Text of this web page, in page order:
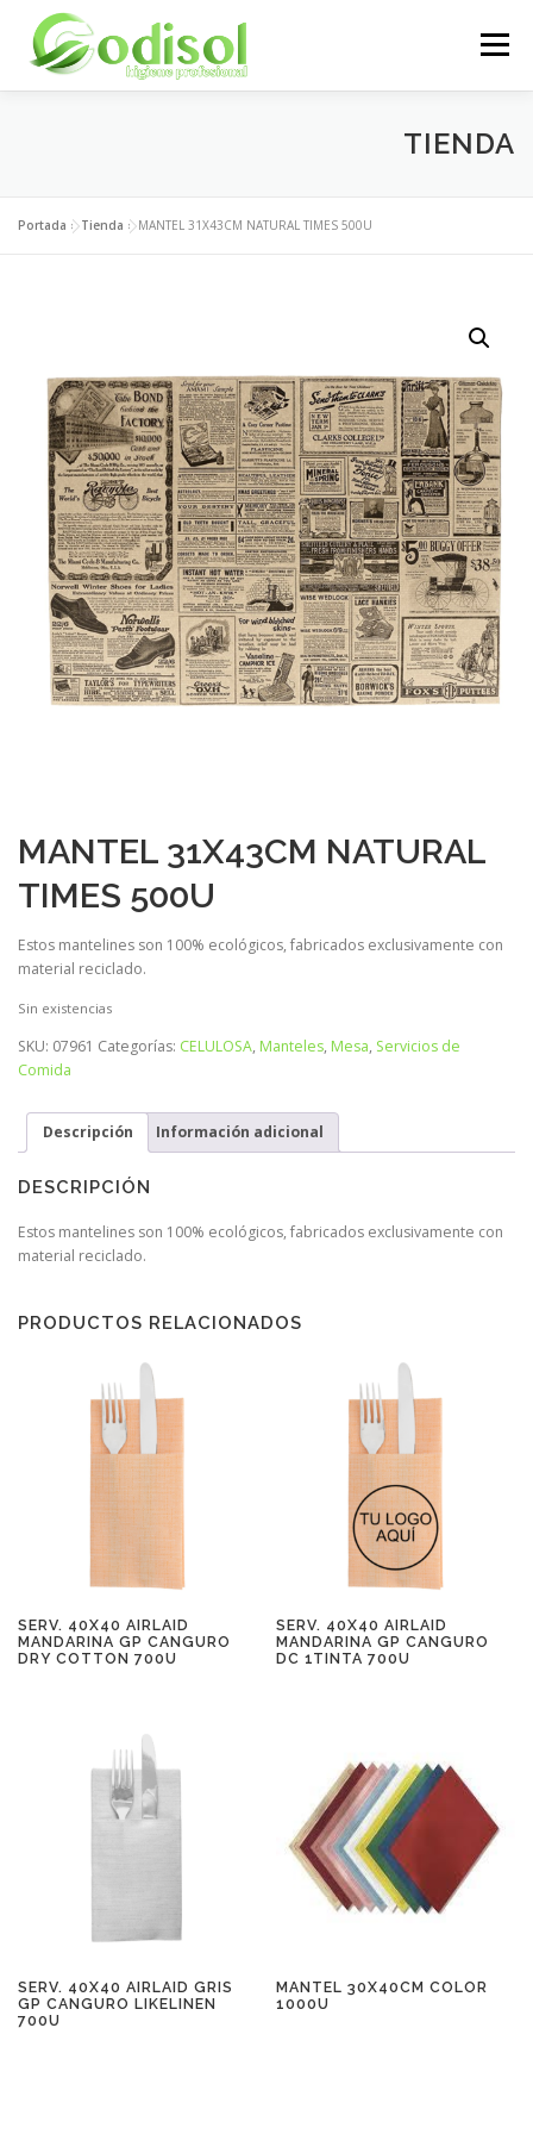
contenido
Menú
ÁREA CLIENTES CONTACTO
TIENDA
Portada »Tienda »MANTEL 31X43CM NATURAL TIMES 500U
MANTEL 31X43CM NATURAL
TIMES 500U
Estos mantelines son 100% ecológicos, fabricados exclusivamente con
material reciclado.
Sin existencias
SKU: 07961 Categorías: CELULOSA, Manteles, Mesa, Servicios de
Comida
Descripción Información adicional
DESCRIPCIÓN
Estos mantelines son 100% ecológicos, fabricados exclusivamente con
material reciclado.
PRODUCTOS RELACIONADOS
SERV. 40X40 AIRLAID
MANDARINA GP CANGURO
DRY COTTON 700U
SERV. 40X40 AIRLAID
MANDARINA GP CANGURO
DC 1TINTA 700U
SERV. 40X40 AIRLAID GRIS
GP CANGURO LIKELINEN
700U
MANTEL 30X40CM COLOR
1000U